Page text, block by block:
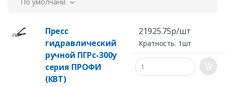
Пресс
гидравлический
ручной ПГРс-300у
серия ПРОФИ
(КВТ)
21925.75р/шт
Кратность: 1шт